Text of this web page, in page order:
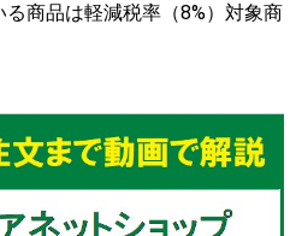
商品は軽減税率（8%）対象商